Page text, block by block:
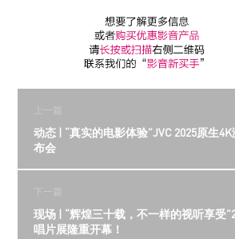
上一篇
动态 | “真实的电影体验”JVC 2025原生
布会
下一篇
现场 | “辉煌三十载，不一样的视听享受
唱片展隆重开幕！